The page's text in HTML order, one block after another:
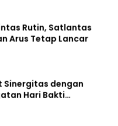
Rutin, Satlantas
Arus Tetap Lancar
Sinergitas dengan
Hari Bakti